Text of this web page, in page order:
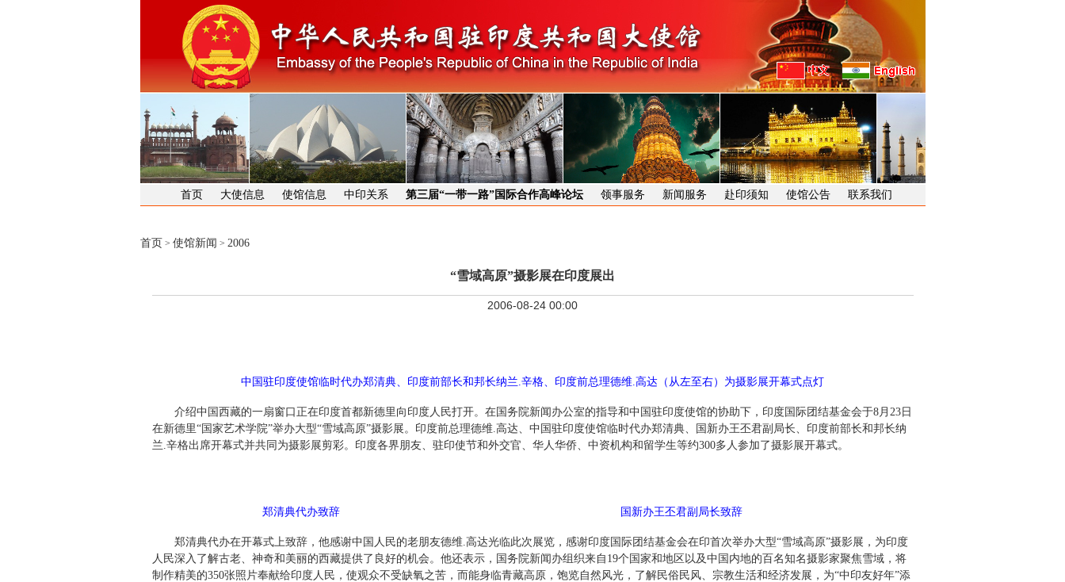
首页 大使信息 使馆信息 中印关系 第三届“一带一路”国际合作高峰论坛 领事服务 新闻服务 赴印须知 使馆公告 联系我们
首页 > 使馆新闻 > 2006
“雪域高原”摄影展在印度展出
2006-08-24 00:00
中国驻印度使馆临时代办郑清典、印度前部长和邦长纳兰.辛格、印度前总理德维.高达（从左至右）为摄影展开幕式点灯
介绍中国西藏的一扇窗口正在印度首都新德里向印度人民打开。在国务院新闻办公室的指导和中国驻印度使馆的协助下，印度国际团结基金会于8月23日
在新德里“国家艺术学院”举办大型“雪域高原”摄影展。印度前总理德维.高达、中国驻印度使馆临时代办郑清典、国新办王丕君副局长、印度前部长和邦长纳
兰.辛格出席开幕式并共同为摄影展剪彩。印度各界朋友、驻印使节和外交官、华人华侨、中资机构和留学生等约300多人参加了摄影展开幕式。
郑清典代办致辞 国新办王丕君副局长致辞
郑清典代办在开幕式上致辞，他感谢中国人民的老朋友德维.高达光临此次展览，感谢印度国际团结基金会在印首次举办大型“雪域高原”摄影展，为印度
人民深入了解古老、神奇和美丽的西藏提供了良好的机会。他还表示，国务院新闻办组织来自19个国家和地区以及中国内地的百名知名摄影家聚焦雪域，将
制作精美的350张照片奉献给印度人民，使观众不受缺氧之苦，而能身临青藏高原，饱览自然风光，了解民俗民风、宗教生活和经济发展，为“中印友好年”添